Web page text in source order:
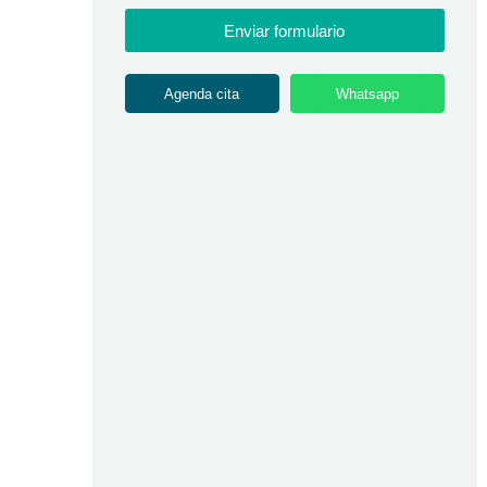
Enviar formulario
Agenda cita Whatsapp